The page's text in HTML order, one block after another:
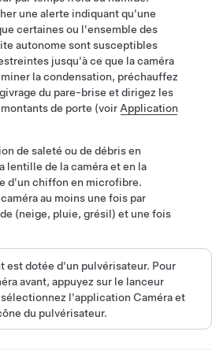
une alerte indiquant qu'une
certaines ou l'ensemble des
autonome sont susceptibles
jusqu'à ce que la caméra
la condensation, préchauffez
du pare-brise et dirigez les
de porte (voir Application
de saleté ou de débris en
lentille de la caméra et en la
d'un chiffon en microfibre.
au moins une fois par
(neige, pluie, grésil) et une fois
est dotée d'un pulvérisateur. Pour
avant, appuyez sur le lanceur
l'application Caméra et
du pulvérisateur.